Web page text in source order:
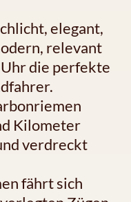
elegant,
relevant
die perfekte
Kilometer
verdreckt
fährt sich